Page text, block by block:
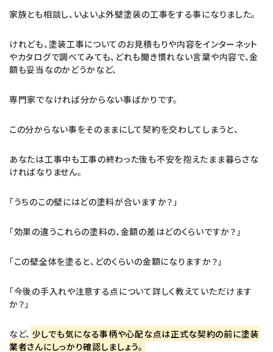
家族とも相談し、いよいよ外壁塗装の工事をする事になりました。
けれども、塗装工事についてのお見積もりや内容をインターネット
やカタログで調べてみても、どれも聞き慣れない言葉や内容で、金
額も妥当なのかどうかなど、
専門家でなければ分からない事ばかりです。
この分からない事をそのままにして契約を交わしてしまうと、
あなたは工事中も工事の終わった後も不安を抱えたまま暮らさな
ければなりません。
「うちのこの壁にはどの塗料が合いますか？」
「効果の違うこれらの塗料の、金額の差はどのくらいですか？」
「この壁全体を塗ると、どのくらいの金額になりますか？」
「今後の手入れや注意する点について詳しく教えていただけます
か？」
など、 少しでも気になる事柄や心配な点は正式な契約の前に塗装
業者さんにしっかり確認しましょう。